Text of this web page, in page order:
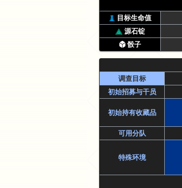
目标生命值
源石锭
骰子
调查目标
初始招募与干员
初始持有收藏品
可用分队
特殊环境